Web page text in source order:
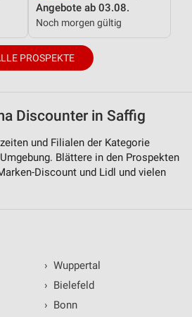
Angebote ab 03.08.
Noch morgen gültig
PROSPEKTE
Discounter in Saffig
und Filialen der Kategorie
Blättere in den Prospekten
Discount und Lidl und vielen
› Wuppertal
› Bielefeld
› Bonn